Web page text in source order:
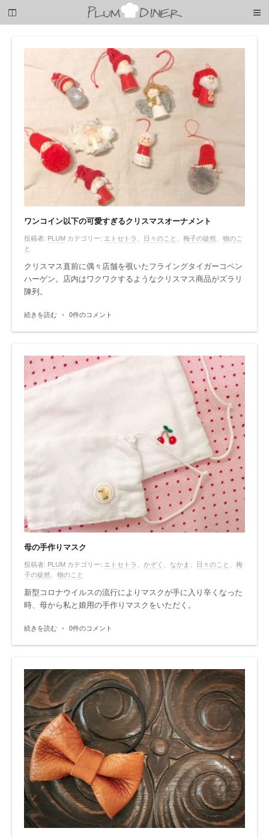
子
ワンコイン以下の可愛すぎるクリスマスオーナメント
投稿者: PLUM カテゴリー: エトセトラ 日々のこと 梅子の徒然
物のこ
と
クリスマス直前に偶々店舗を覗いたフライングタイガーコペン
ハーゲン。店内はワクワクするようなクリスマス商品がズラリ
陳列。
続きを読む • 0件のコメント
母の手作りマスク
投稿者: PLUM カテゴリー: エトセトラ かぞく なかま 日々のこと
梅
子の徒然
物のこと
新型コロナウイルスの流行によりマスクが手に入り辛くなった
時、母から私と娘用の手作りマスクをいただく。
続きを読む • 0件のコメント